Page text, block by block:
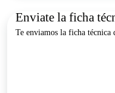
Enviate la ficha
Te enviamos la ficha técnica